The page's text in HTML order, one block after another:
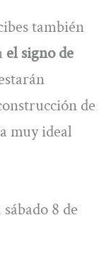
también
el signo de
de
muy ideal
8 de